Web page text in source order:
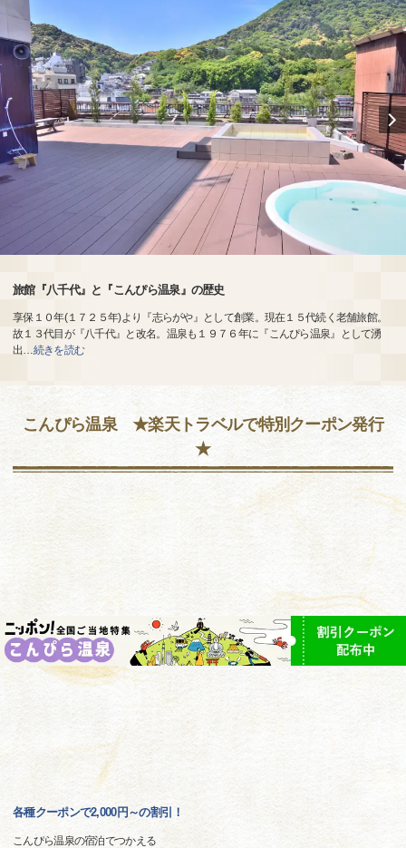
旅館『八千代』と『こんぴら温泉』の歴史
享保１０年(１７２５年)より『志らがや』として創業。現在１５代続く老舗旅館。
故１３代目が『八千代』と改名。温泉も１９７６年に『こんぴら温泉』として湧
出…続きを読む
こんぴら温泉 ★楽天トラベルで特別クーポン発行
★
各種クーポンで2,000円～の割引！
こんぴら温泉の宿泊でつかえる